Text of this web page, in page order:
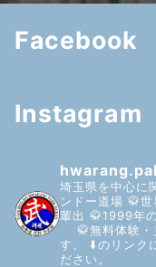
Facebook
Instagram
埼玉県を中心に
ンドー道場 🥋
輩出 🥋1999年
🥋無料体験・
す。
⬇️のリンク
ださい。